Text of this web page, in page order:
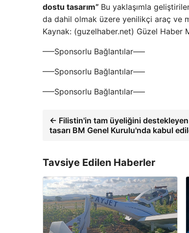
dostu tasarım” Bu yaklaşımla
da dahil olmak üzere yenilikçi araç ve
Kaynak: (guzelhaber.net) Güzel Haber
—–Sponsorlu Bağlantılar—–
—–Sponsorlu Bağlantılar—–
—–Sponsorlu Bağlantılar—–
← Filistin'in tam üyeliğini destekleyen
tasarı BM Genel Kurulu'nda kabul
Tavsiye Edilen Haberler